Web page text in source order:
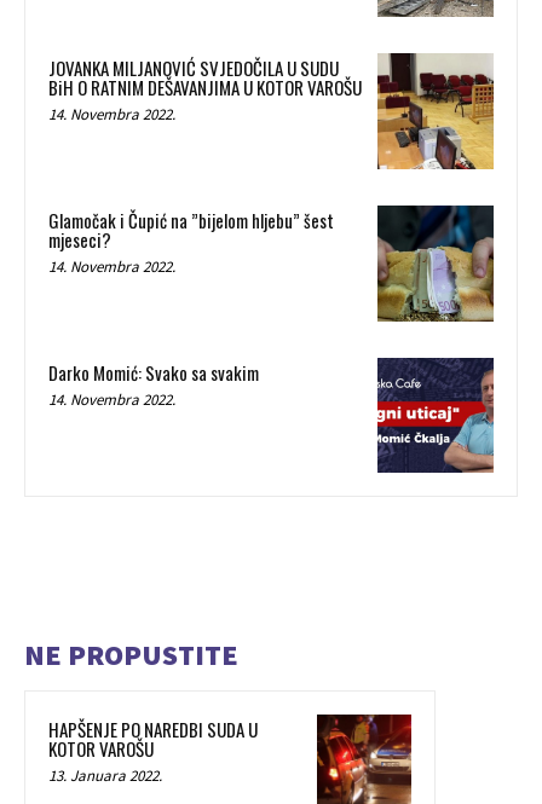
JOVANKA MILJANOVIĆ SVJEDOČILA U SUDU
BiH O RATNIM DEŠAVANJIMA U KOTOR VAROŠU
14. Novembra 2022.
Glamočak i Čupić na ”bijelom hljebu” šest
mjeseci?
14. Novembra 2022.
Darko Momić: Svako sa svakim
14. Novembra 2022.
NE PROPUSTITE
HAPŠENJE PO NAREDBI SUDA U
KOTOR VAROŠU
13. Januara 2022.